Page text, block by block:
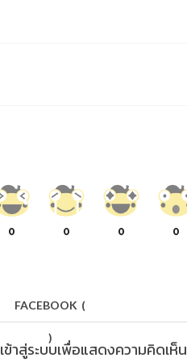
0 0 0 0
FACEBOOK (
)
เข้าสู่ระบบเพื่อแสดงความคิดเห็น